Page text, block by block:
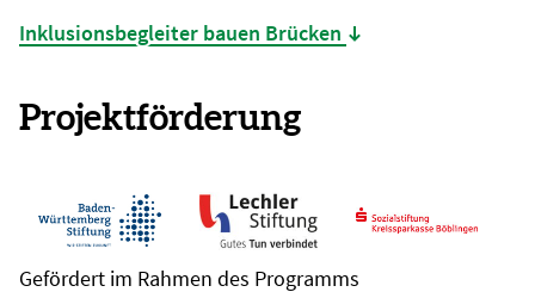
Inklusionsbegleiter bauen Brücken (Datei öffnet sich in
Projektförderung
Gefördert im Rahmen des Programms